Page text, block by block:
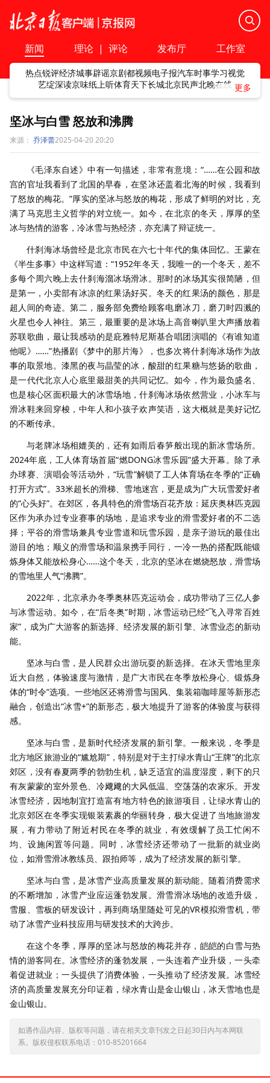
新闻 理论 | 评论 发布厅 工作室
热点锐评经济城事辟谣京剧都视频电子报汽车时事学习视觉
艺绽深读京味纸上听体育天下长城北京民声北晚在线
坚冰与白雪 怒放和沸腾
来源： 乔泽蕾2025-04-20 20:20
《毛泽东自述》中有一句描述，非常有意境：“……在公园和故
宫的官址我看到了北国的早春，在坚冰还盖着北海的时候，我看到
了怒放的梅花。”厚实的坚冰与怒放的梅花，形成了鲜明的对比，充
满了马克思主义哲学的对立统一。如今，在北京的冬天，厚厚的坚
冰与热情的游客，冷冰雪与热经济，亦充满了辩证统一。
什刹海冰场曾经是北京市民在六七十年代的集体回忆。王蒙在
《半生多事》中这样写道：“1952年冬天，我唯一的一个冬天，差不
多每个周六晚上去什刹海溜冰场滑冰。那时的冰场其实很简陋，但
是第一，小卖部有冰凉的红果汤好买。冬天的红果汤的颜色，那是
超人间的奇迹。第二，服务部免费给顾客电磨冰刀，磨刀时四溅的
火星也令人神往。第三，最重要的是冰场上高音喇叭里大声播放着
苏联歌曲，最让我感动的是庇雅特尼斯基合唱团演唱的《有谁知道
他呢》……”热播剧《梦中的那片海》，也多次将什刹海冰场作为故
事的取景地。漆黑的夜与晶莹的冰，酸甜的红果糖与悠扬的歌曲，
是一代代北京人心底里最甜美的共同记忆。如今，作为最负盛名、
也是核心区面积最大的冰雪场地，什刹海冰场依然营业，小冰车与
滑冰鞋来回穿梭，中年人和小孩子欢声笑语，这大概就是美好记忆
的不断传承。
与老牌冰场相媲美的，还有如雨后春笋般出现的新冰雪场所。
2024年底，工人体育场首届“燃DONG冰雪乐园”盛大开幕。除了承
办球赛、演唱会等活动外，“玩雪”解锁了工人体育场在冬季的“正确
打开方式”。33米超长的滑梯、雪地迷宫，更是成为广大玩雪爱好者
的“心头好”。在郊区，各具特色的滑雪场百花齐放：延庆奥林匹克园
区作为承办过专业赛事的场地，是追求专业的滑雪爱好者的不二选
择；平谷的滑雪场兼具专业雪道和玩雪乐园，是亲子游玩的最佳出
游目的地；顺义的滑雪场和温泉携手同行，一冷一热的搭配既能锻
炼身体又能放松身心……这个冬天，北京的坚冰在燃烧怒放，滑雪场
的雪地里人气“沸腾”。
2022年，北京承办冬季奥林匹克运动会，成功带动了三亿人参
与冰雪运动。如今，在“后冬奥”时期，冰雪运动已经“飞入寻常百姓
家”，成为广大游客的新选择、经济发展的新引擎、冰雪业态的新动
能。
坚冰与白雪，是人民群众出游玩耍的新选择。在冰天雪地里亲
近大自然，体验速度与激情，是广大市民在冬季放松身心、锻炼身
体的“时令”选项。一些地区还将滑雪与国风、集装箱咖啡屋等新形态
融合，创造出“冰雪+”的新形态，极大地提升了游客的体验度与获得
感。
坚冰与白雪，是新时代经济发展的新引擎。一般来说，冬季是
北方地区旅游业的“尴尬期”，特别是对于主打绿水青山“王牌”的北京
郊区，没有春夏两季的勃勃生机，缺乏适宜的温度湿度，剩下的只
有灰蒙蒙的室外景色、冷飕飕的大风低温、空荡荡的农家乐。开发
冰雪经济，因地制宜打造富有地方特色的旅游项目，让绿水青山的
北京郊区在冬季实现银装素裹的华丽转身，极大促进了当地旅游发
展，有力带动了附近村民在冬季的就业，有效缓解了员工忙闲不
均、设施闲置等问题。同时，冰雪经济还带动了一批新的就业岗
位，如滑雪滑冰教练员、跟拍师等，成为了经济发展的新引擎。
坚冰与白雪，是冰雪产业高质量发展的新动能。随着消费需求
的不断增加，冰雪产业应运蓬勃发展。滑雪滑冰场地的改造升级，
雪服、雪板的研发设计，再到商场里随处可见的VR模拟滑雪机，带
动了冰雪产业科技应用与研发技术的大跨步。
在这个冬季，厚厚的坚冰与怒放的梅花并存，皑皑的白雪与热
情的游客同在。冰雪经济的蓬勃发展，一头连着产业升级，一头牵
着促进就业；一头提供了消费体验，一头推动了经济发展。冰雪经
济的高质量发展充分印证着，绿水青山是金山银山，冰天雪地也是
金山银山。
如遇作品内容、版权等问题，请在相关文章刊发之日起30日内与本网联
系。版权侵权联系电话：010-85201664